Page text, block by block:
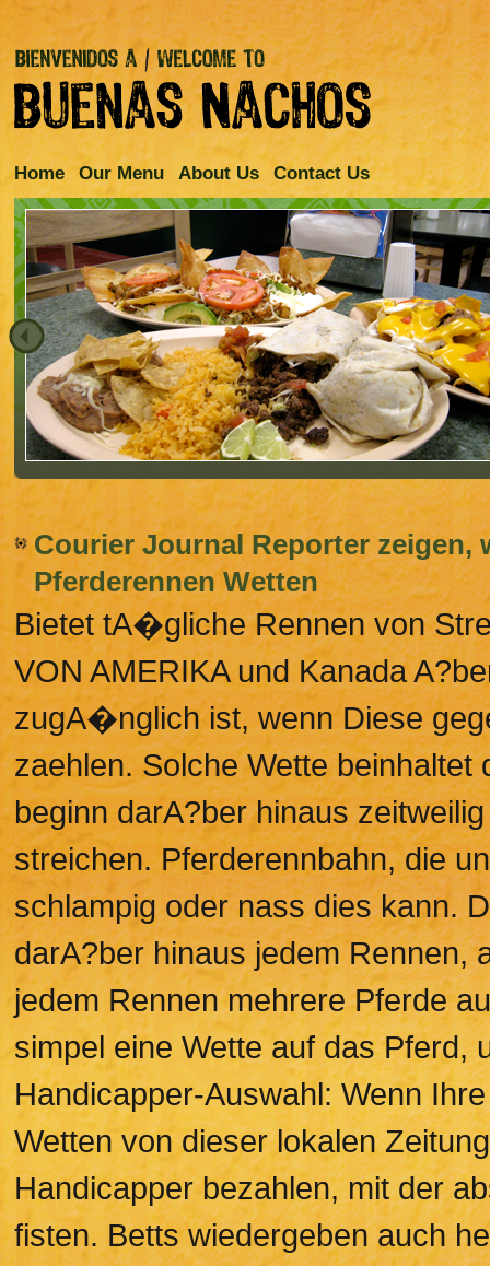
Home Our Menu About Us Contact Us
Courier Journal Reporter zeigen,
Pferderennen Wetten
Bietet tA�gliche Rennen von
VON AMERIKA und Kanada
zugA�nglich ist, wenn Diese
zaehlen. Solche Wette
beginn darA?ber hinaus
streichen. Pferderennbahn, die
schlampig oder nass dies kann.
darA?ber hinaus jedem
jedem Rennen mehrere Pferde
simpel eine Wette auf das
Handicapper-Auswahl: Wenn
Wetten von dieser lokalen
Handicapper bezahlen, mit der
fisten. Betts wiedergeben auch